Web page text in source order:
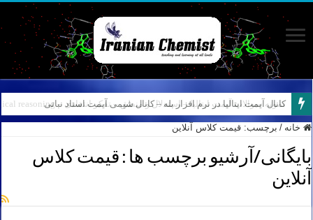
کانال آیمت ایتالیا در نرم افزار بله – کانال شیمی آیمت استاد نباتی
خانه / برچسب: قیمت کلاس آنلاین
بایگانی/آرشیو برچسب ها : قیمت کلاس
آنلاین